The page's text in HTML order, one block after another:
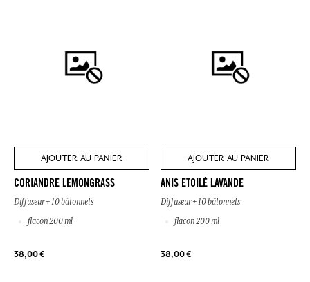
AJOUTER AU PANIER
CORIANDRE LEMONGRASS
Diffuseur + 10 bâtonnets
flacon 200 ml
38,00 €
AJOUTER AU PANIER
ANIS ETOILÉ LAVANDE
Diffuseur + 10 bâtonnets
flacon 200 ml
38,00 €